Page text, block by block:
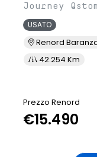
Journey
USATO
Renord
42.254 Km
Prezzo Renord
€15.490